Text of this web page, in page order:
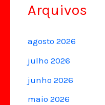
Arquivos
agosto 2026
julho 2026
junho 2026
maio 2026